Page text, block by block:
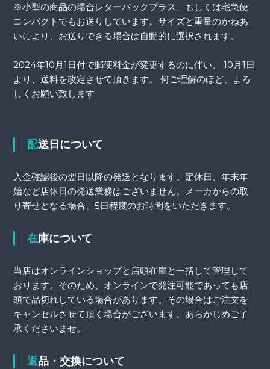
※小型の商品の場合レターパックプラス、もしくは宅急便
コンパクトでもお送りしています。サイズと重量のかねあ
いにより、お送りできる場合は自動的に選択されます。
2024年10月1日付で郵便料金が変更するのに伴い、 10月1日
より、送料を改定させて頂きます。 何ご理解のほど、よろ
しくお願い致します
配送日について
入金確認後の翌日以降の発送となります。定休日、年末年
始など店休日の発送業務はございません。メーカからの取
り寄せとなる場合、5日程度のお時間をいただきます。
在庫について
当店はオンラインショップと店頭在庫と一括して管理して
おります。そのため、オンラインで発注可能であっても店
頭で品切れしている場合があります。その場合はご注文を
キャンセルさせて頂く場合がございます。あらかじめご了
承くださいませ。
返品・交換について